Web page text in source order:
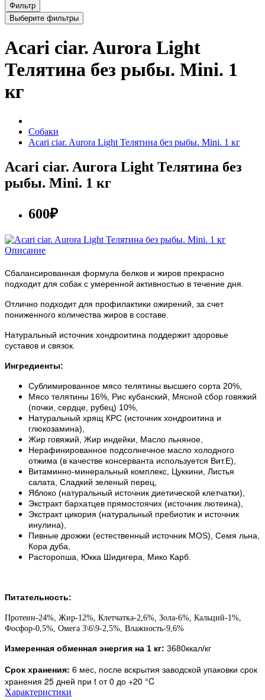
Фильтр
Выберите фильтры
Acari ciar. Aurora Light
Телятина без рыбы. Mini. 1
кг
Собаки
Acari ciar. Aurora Light Телятина без рыбы. Mini. 1 кг
Acari ciar. Aurora Light Телятина без
рыбы. Mini. 1 кг
600₽
Описание
Сбалансированная формула белков и жиров прекрасно
подходит для собак с умеренной активностью в течение дня.
Отлично подходит для профилактики ожирений, за счет
пониженного количества жиров в составе.
Натуральный источник хондроитина поддержит здоровье
суставов и связок.
Ингредиенты:
Сублимированное мясо телятины высшего сорта 20%,
Мясо телятины 16%, Рис кубанский, Мясной сбор говяжий
(почки, сердце, рубец) 10%,
Натуральный хрящ КРС (источник хондроитина и
глюкозамина),
Жир говяжий, Жир индейки, Масло льняное,
Нерафинированное подсолнечное масло холодного
отжима (в качестве консерванта используется Вит.E),
Витаминно-минеральный комплекс, Цуккини, Листья
салата, Сладкий зеленый перец,
Яблоко (натуральный источник диетической клетчатки),
Экстракт бархатцев прямостоячих (источник лютеина),
Экстракт цикория (натуральный пребиотик и источник
инулина),
Пивные дрожжи (естественный источник MOS), Семя льна,
Кора дуба,
Расторопша, Юкка Шидигера, Мико Карб.
Питательность:
Протеин-24%, Жир-12%, Клетчатка-2,6%, Зола-6%, Кальций-1%,
Фосфор-0,5%, Омега 3\6\9-2,5%, Влажность-9,6%
Измеренная обменная энергия на 1 кг: 3680ккал/кг
Срок хранения: 6 мес, после вскрытия заводской упаковки срок
хранения 25 дней при t от 0 до +20 °C
Характеристики